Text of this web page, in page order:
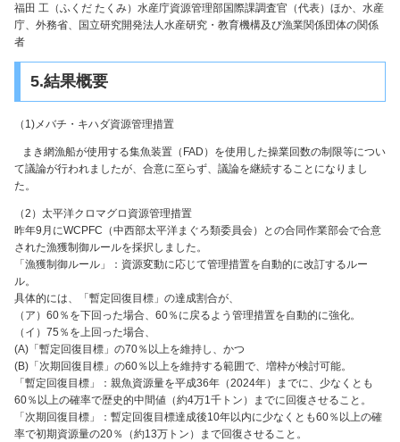
福田 工（ふくだ たくみ）水産庁資源管理部国際課調査官（代表）ほか、水産
庁、外務省、国立研究開発法人水産研究・教育機構及び漁業関係団体の関係
者
5.結果概要
（1)メバチ・キハダ資源管理措置
まき網漁船が使用する集魚装置（FAD）を使用した操業回数の制限等につい
て議論が行われましたが、合意に至らず、議論を継続することになりまし
た。
（2）太平洋クロマグロ資源管理措置
昨年9月にWCPFC（中西部太平洋まぐろ類委員会）との合同作業部会で合意
された漁獲制御ルールを採択しました。
「漁獲制御ルール」：資源変動に応じて管理措置を自動的に改訂するルー
ル。
具体的には、「暫定回復目標」の達成割合が、
（ア）60％を下回った場合、60％に戻るよう管理措置を自動的に強化。
（イ）75％を上回った場合、
(A)「暫定回復目標」の70％以上を維持し、かつ
(B)「次期回復目標」の60％以上を維持する範囲で、増枠が検討可能。
「暫定回復目標」：親魚資源量を平成36年（2024年）までに、少なくとも
60％以上の確率で歴史的中間値（約4万1千トン）までに回復させること。
「次期回復目標」：暫定回復目標達成後10年以内に少なくとも60％以上の確
率で初期資源量の20％（約13万トン）まで回復させること。